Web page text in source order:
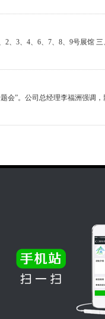
2、3、4、6、7、8、9号展馆
会”。公司总经理李福洲强调